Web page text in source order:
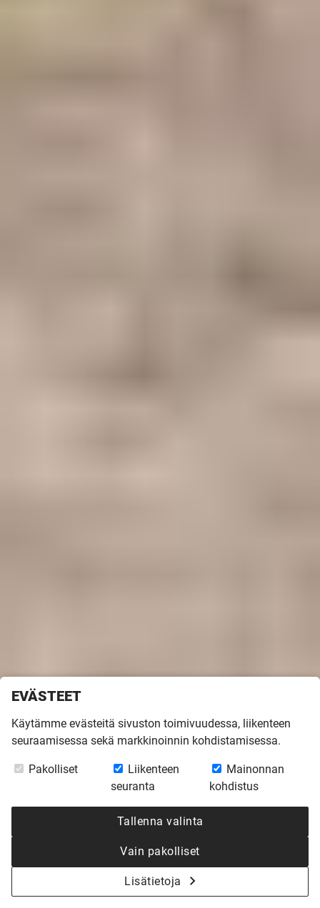
TEKSTIJUTTA RISSANENKUVATPAULA OSENIUS
VILLA SOLSTRAND
Pohdinnoissa oli aluksi keittiöremontti, joka kasvoi
pikkuhiljaa kokonaiseksi uuden talon
rakennusprojektiksi! Nyt lasten muutettua omilleen
kodiksi haluttiin kaikki unelmat täyttävä talo, jossa
voitaisiin asua vielä eläkeiässäkin. Täydellinen lopputulos
EVÄSTEET
Käytämme evästeitä sivuston toimivuudessa, liikenteen
seuraamisessa sekä markkinoinnin kohdistamisessa.
Pakolliset
Liikenteen
seuranta
Mainonnan
kohdistus
Tallenna valinta
Vain pakolliset
Lisätietoja